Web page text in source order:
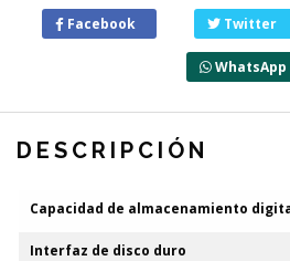
Facebook Twitter
WhatsApp
DESCRIPCIÓN
Capacidad de almacenamiento
Interfaz de disco duro